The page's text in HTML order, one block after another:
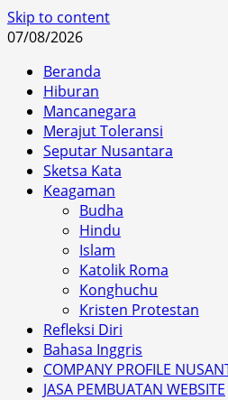
Skip to content
07/08/2026
Beranda
Hiburan
Mancanegara
Merajut Toleransi
Seputar Nusantara
Sketsa Kata
Keagaman
Budha
Hindu
Islam
Katolik Roma
Konghuchu
Kristen Protestan
Refleksi Diri
Bahasa Inggris
COMPANY PROFILE
JASA PEMBUATAN WEBSITE